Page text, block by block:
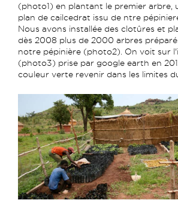
(photo1) en plantant le premier arbre,
plan de cailcedrat issu de ntre
Nous avons installée des clotûres et
dès 2008 plus de 2000 arbres
notre pépinière (photo2). On voit sur
(photo3) prise par google earth en
couleur verte revenir dans les limites